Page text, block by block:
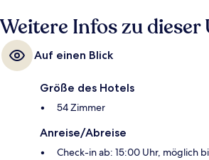
Weitere Infos zu
Auf einen Blick
Größe des Hotels
54 Zimmer
Anreise/Abreise
Check-in ab: 15:00 Uhr, möglich